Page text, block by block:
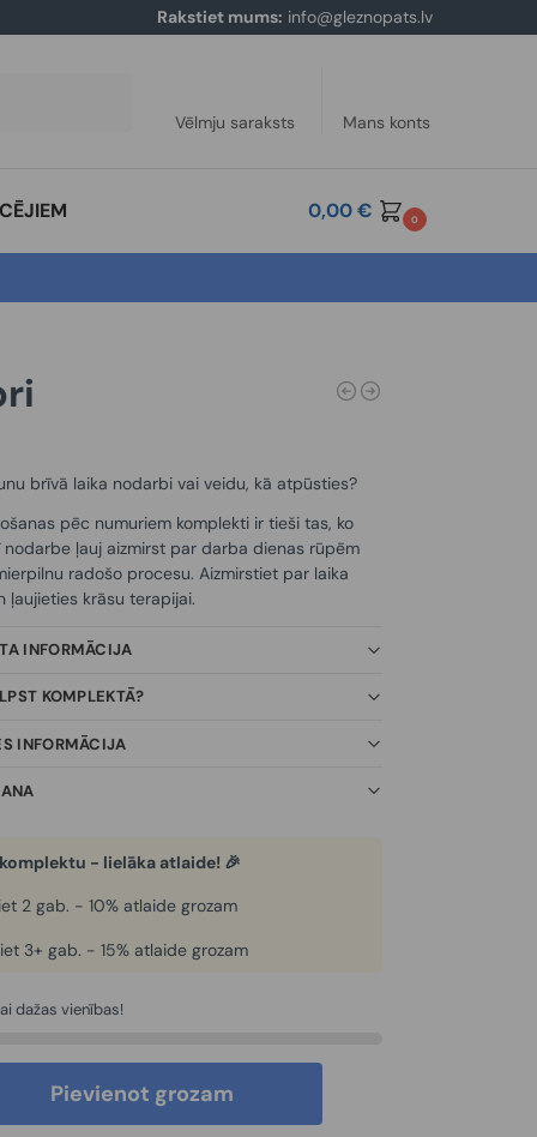
Rakstiet mums: info@gleznopats.lv
Vēlmju saraksts Mans konts
0,00€ 0
brīvā laika nodarbi vai veidu, kā atpūsties?
pēc numuriem komplekti ir tieši tas, ko
nodarbe ļauj aizmirst par darba dienas rūpēm
radošo procesu. Aizmirstiet par laika
ļaujieties krāsu terapijai.
INFORMĀCIJA
KOMPLEKTĀ?
INFORMĀCIJA
- lielāka atlaide! 🎉
2 gab. - 10% atlaide grozam
3+ gab. - 15% atlaide grozam
dažas vienības!
Pievienot grozam